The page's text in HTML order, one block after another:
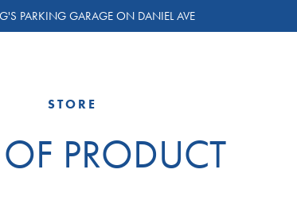
PARKING GARAGE ON DANIEL AVE
STORE
OF PRODUCT